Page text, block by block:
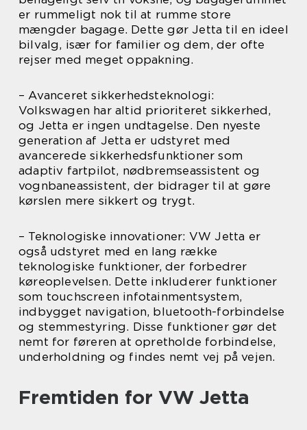
er rummeligt nok til at rumme store
mængder bagage. Dette gør Jetta til en ideel
bilvalg, især for familier og dem, der ofte
rejser med meget oppakning.
– Avanceret sikkerhedsteknologi:
Volkswagen har altid prioriteret sikkerhed,
og Jetta er ingen undtagelse. Den nyeste
generation af Jetta er udstyret med
avancerede sikkerhedsfunktioner som
adaptiv fartpilot, nødbremseassistent og
vognbaneassistent, der bidrager til at gøre
kørslen mere sikkert og trygt.
– Teknologiske innovationer: VW Jetta er
også udstyret med en lang række
teknologiske funktioner, der forbedrer
køreoplevelsen. Dette inkluderer funktioner
som touchscreen infotainmentsystem,
indbygget navigation, bluetooth-forbindelse
og stemmestyring. Disse funktioner gør det
nemt for føreren at opretholde forbindelse,
underholdning og findes nemt vej på vejen.
Fremtiden for VW Jetta